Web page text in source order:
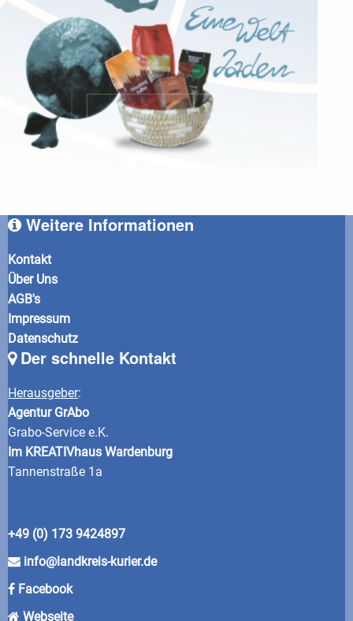
Weitere Informationen
Kontakt
Über Uns
AGB's
Impressum
Datenschutz
Der schnelle Kontakt
Herausgeber:
Agentur GrAbo
Grabo-Service e.K.
Im KREATIVhaus Wardenburg
Tannenstraße 1a
+49 (0) 173 9424897
info@landkreis-kurier.de
Facebook
Webseite